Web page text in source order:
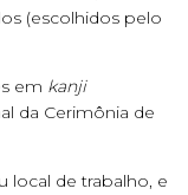
(escolhidos pelo
em kanji
da Cerimônia de
local de trabalho, e